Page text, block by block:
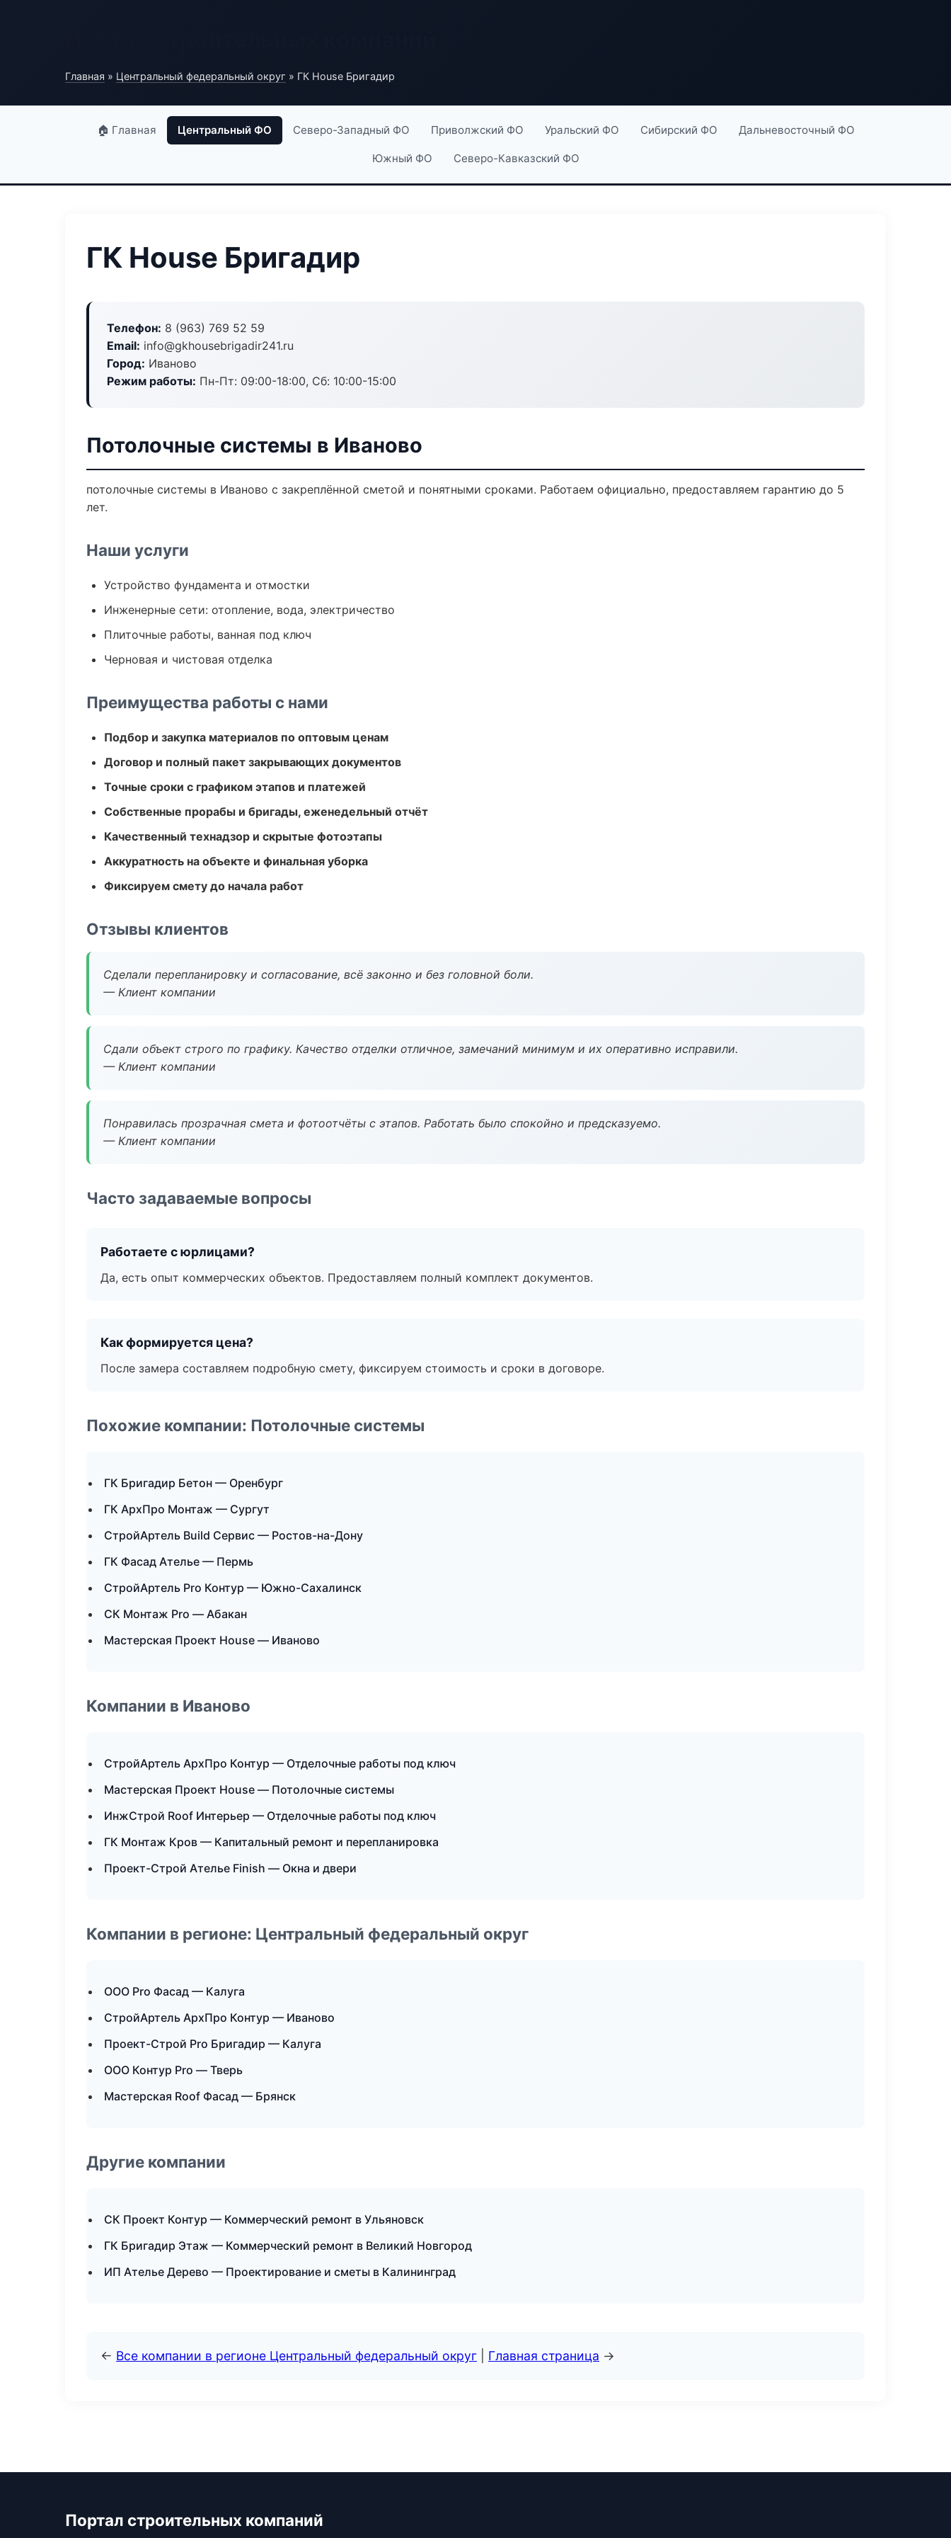
Главная » Центральный федеральный округ » ГК House Бригадир
🏠 Главная Центральный ФО Северо-Западный ФО Приволжский ФО Уральский ФО Сибирский ФО Дальневосточный ФО
Южный ФО Северо-Кавказский ФО
ГК House Бригадир
Телефон: 8 (963) 769 52 59
Email: info@gkhousebrigadir241.ru
Город: Иваново
Режим работы: Пн-Пт: 09:00-18:00, Сб: 10:00-15:00
Потолочные системы в Иваново
потолочные системы в Иваново с закреплённой сметой и понятными сроками. Работаем официально, предоставляем гарантию до 5
лет.
Наши услуги
Устройство фундамента и отмостки
Инженерные сети: отопление, вода, электричество
Плиточные работы, ванная под ключ
Черновая и чистовая отделка
Преимущества работы с нами
Подбор и закупка материалов по оптовым ценам
Договор и полный пакет закрывающих документов
Точные сроки с графиком этапов и платежей
Собственные прорабы и бригады, еженедельный отчёт
Качественный технадзор и скрытые фотоэтапы
Аккуратность на объекте и финальная уборка
Фиксируем смету до начала работ
Отзывы клиентов
Сделали перепланировку и согласование, всё законно и без головной боли.
— Клиент компании
Сдали объект строго по графику. Качество отделки отличное, замечаний минимум и их оперативно исправили.
— Клиент компании
Понравилась прозрачная смета и фотоотчёты с этапов. Работать было спокойно и предсказуемо.
— Клиент компании
Часто задаваемые вопросы
Работаете с юрлицами?
Да, есть опыт коммерческих объектов. Предоставляем полный комплект документов.
Как формируется цена?
После замера составляем подробную смету, фиксируем стоимость и сроки в договоре.
Похожие компании: Потолочные системы
ГК Бригадир Бетон — Оренбург
ГК АрхПро Монтаж — Сургут
СтройАртель Build Сервис — Ростов-на-Дону
ГК Фасад Ателье — Пермь
СтройАртель Pro Контур — Южно-Сахалинск
СК Монтаж Pro — Абакан
Мастерская Проект House — Иваново
Компании в Иваново
СтройАртель АрхПро Контур — Отделочные работы под ключ
Мастерская Проект House — Потолочные системы
ИнжСтрой Roof Интерьер — Отделочные работы под ключ
ГК Монтаж Кров — Капитальный ремонт и перепланировка
Проект-Строй Ателье Finish — Окна и двери
Компании в регионе: Центральный федеральный округ
ООО Pro Фасад — Калуга
СтройАртель АрхПро Контур — Иваново
Проект-Строй Pro Бригадир — Калуга
ООО Контур Pro — Тверь
Мастерская Roof Фасад — Брянск
Другие компании
СК Проект Контур — Коммерческий ремонт в Ульяновск
ГК Бригадир Этаж — Коммерческий ремонт в Великий Новгород
ИП Ателье Дерево — Проектирование и сметы в Калининград
← Все компании в регионе Центральный федеральный округ Главная страница →
Портал строительных компаний